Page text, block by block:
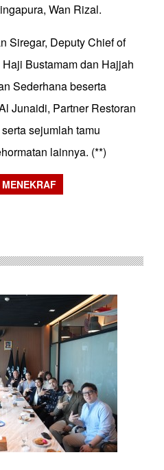
Wan Rizal.
Siregar, Deputy Chief of
Bustamam dan Hajjah
Sederhana beserta
Junaidi, Partner Restoran
sejumlah tamu
lainnya. (**)
MENEKRAF